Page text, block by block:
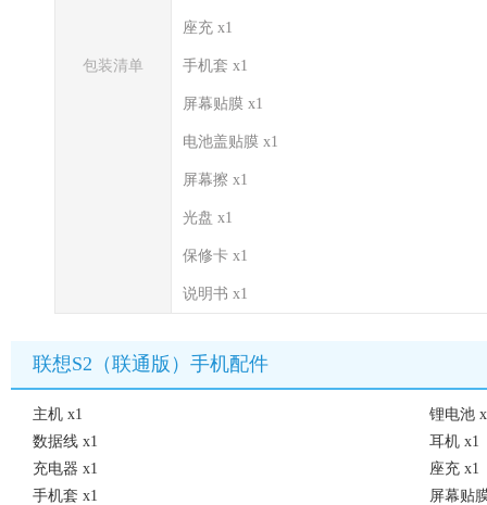
包装清单
座充 x1
手机套 x1
屏幕贴膜 x1
电池盖贴膜 x1
屏幕擦 x1
光盘 x1
保修卡 x1
说明书 x1
联想S2（联通版）手机配件
主机 x1
锂电池
数据线 x1
耳机 x1
充电器 x1
座充 x1
手机套 x1
屏幕贴